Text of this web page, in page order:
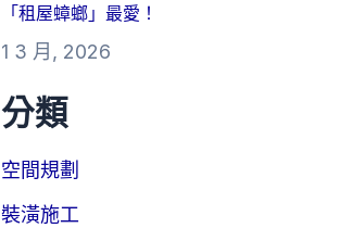
「租屋蟑螂」最愛！
1 3 月, 2026
分類
空間規劃
裝潢施工